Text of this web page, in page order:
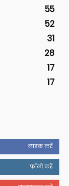
55
52
31
28
17
17
लाइक करें
फॉलो करें